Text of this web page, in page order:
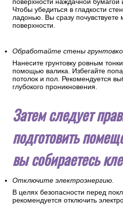
Все мелкие изъяны стен
Шпаклевка сглаживает и
поверхность. После шпатлевания
поверхности наждачной бумагой
поверхности.
Обработайте стены
Нанесите грунтовку ровным
глубокого проникновения.
Затем следует
подготовить
вы собираетесь